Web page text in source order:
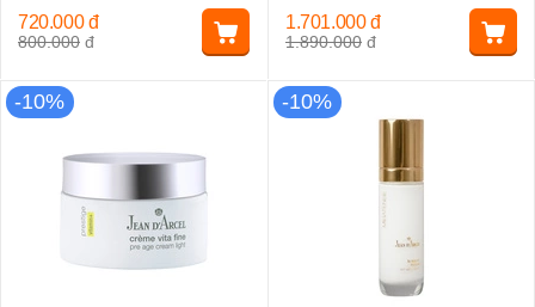
800.000 đ
720.000 đ
1.890.000 đ
1.701.000 đ
-10% -10%